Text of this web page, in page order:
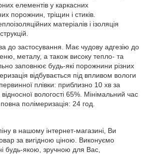
елементів у каркасних
порожнин, тріщин і стиків.
матеріалів і ізоляція
до застосування. Має чудову адгезію до
металу, а також високу тепло- та
заповнює будь-які порожнини різних
відбувається під впливом вологи
плівки: приблизно 10 хв за
вологості 65%. Мінімальний час
полімеризація: 24 год.
в нашому інтернет-магазині, Ви
за вигідною ціною. Виконуємо
будь-якою, зручною для Вас,